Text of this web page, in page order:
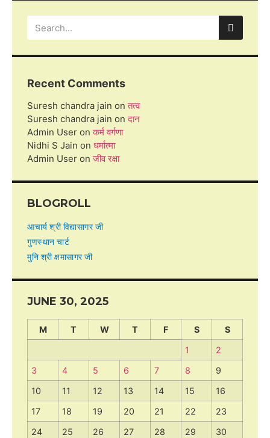
Recent Comments
Suresh chandra jain onतत्व
Suresh chandra jain onदान
Admin User onकर्म वर्गणा
Nidhi S Jain on धर्मात्मा
Admin User onजीव रक्षा
BLOGROLL
आचार्य श्री विद्यासागर जी
गुणस्थान चार्ट
मुनि श्री क्षमासागर जी
JUNE 30, 2025
M T W T F S
S
1
2
3
4 5 6 7 8
9
10
11 12 13 14 15
16
17
18 19 20 21 22
23
24
25 26 27 28 29
30